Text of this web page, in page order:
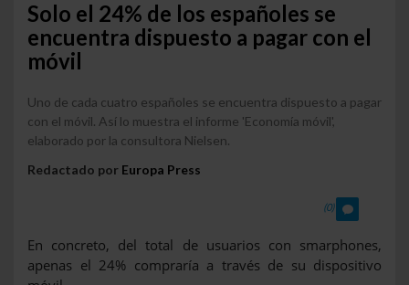
Solo el 24% de los españoles se
encuentra dispuesto a pagar con el
móvil
Uno de cada cuatro españoles se encuentra dispuesto a pagar
con el móvil. Así lo muestra el informe 'Economía móvil',
elaborado por la consultora Nielsen.
Redactado por Europa Press
(0)
En concreto, del total de usuarios con smarphones,
apenas el 24% compraría a través de su dispositivo